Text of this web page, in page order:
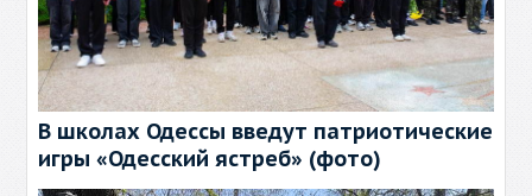
В школах Одессы введут патриотические
игры «Одесский ястреб» (фото)